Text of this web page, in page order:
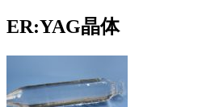
ER:YAG晶体